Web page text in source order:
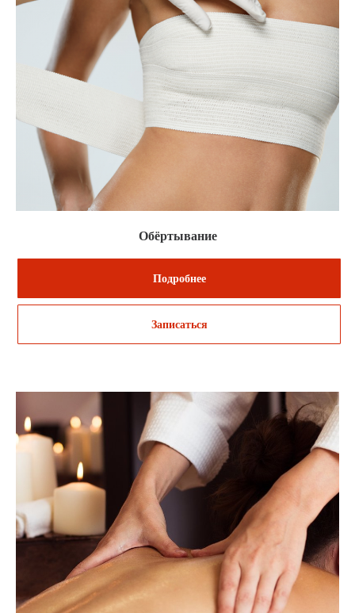
Обёртывание
Подробнее
Записаться